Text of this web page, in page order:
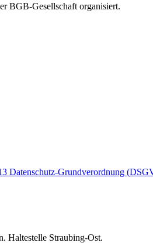
BGB-Gesellschaft organisiert.
Datenschutz-Grundverordnung
Haltestelle Straubing-Ost.